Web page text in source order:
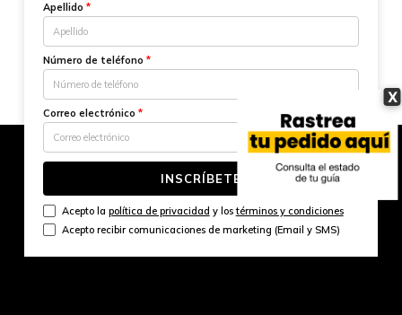
X
Apellido *
Número de teléfono *
Correo electrónico *
INSCRÍBETE
Acepto la política de privacidad y lostérminos y condiciones
Acepto recibir comunicaciones de marketing (Email y SMS)